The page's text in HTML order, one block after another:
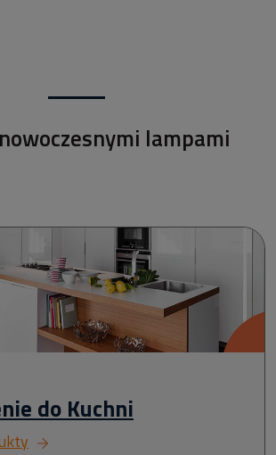
lampami
do Kuchni